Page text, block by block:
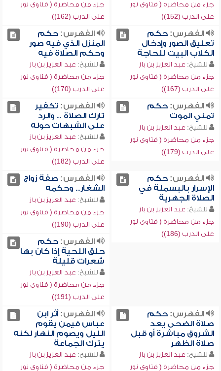
جزء من محاضرة ( فتاوى نور
على الدرب (152))
جزء من محاضرة ( فتاوى نور
على الدرب (162))
الفهرس:حكم
تعليق الصور وإدخال
الكلاب البيت للحاجة
للشيخ: عبد العزيز بن باز
جزء من محاضرة ( فتاوى نور
على الدرب (167))
الفهرس:حكم
المنزل الذي فيه صور
وحكم الصلاة فيه
للشيخ: عبد العزيز بن باز
جزء من محاضرة ( فتاوى نور
على الدرب (170))
الفهرس:حكم
تمني الموت
للشيخ: عبد العزيز بن باز
جزء من محاضرة ( فتاوى نور
على الدرب (179))
الفهرس: تكفير
تارك الصلاة .. والرد
على الشبهات حوله
للشيخ: عبد العزيز بن باز
جزء من محاضرة ( فتاوى نور
على الدرب (182))
الفهرس:حكم
الإسرار بالبسملة في
الصلاة الجهرية
للشيخ: عبد العزيز بن باز
جزء من محاضرة ( فتاوى نور
على الدرب (186))
الفهرس: صفة زواج
الشغار.. وحكمه
للشيخ: عبد العزيز بن باز
جزء من محاضرة ( فتاوى نور
على الدرب (190))
الفهرس:حكم
حلق اللحية إذا كان بها
شعرات قليلة
للشيخ: عبد العزيز بن باز
جزء من محاضرة ( فتاوى نور
على الدرب (191))
الفهرس:حكم
صلاة الضحى يعد
الشروق مباشرة أو قبل
صلاة الظهر
للشيخ: عبد العزيز بن باز
جزء من محاضرة ( فتاوى نور
الفهرس:أثر ابن
عباس فيمن يقوم
الليل ويصوم النهار لكنه
يترك الجماعة
للشيخ: عبد العزيز بن باز
جزء من محاضرة ( فتاوى نور